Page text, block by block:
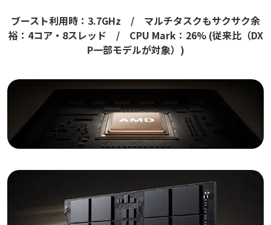
ブースト利用時：3.7GHz / マルチタスクもサクサク余
裕：4コア・8スレッド / CPU Mark：26% (従来比（DX
P一部モデルが対象）)